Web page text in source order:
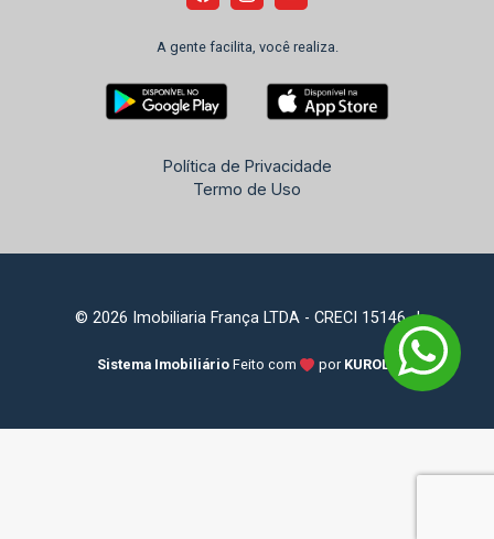
A gente facilita, você realiza.
Política de Privacidade
Termo de Uso
© 2026 Imobiliaria França LTDA - CRECI 15146-J
Sistema Imobiliário Feito com por KUROLE